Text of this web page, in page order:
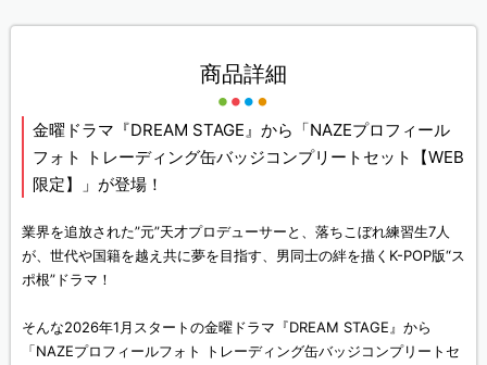
商品詳細
金曜ドラマ『DREAM STAGE』から「NAZEプロフィール
フォト トレーディング缶バッジコンプリートセット【WEB
限定】」が登場！
業界を追放された”元”天才プロデューサーと、落ちこぼれ練習生7人
が、世代や国籍を越え共に夢を目指す、男同士の絆を描くK-POP版“ス
ポ根”ドラマ！
そんな2026年1月スタートの金曜ドラマ『DREAM STAGE』から
「NAZEプロフィールフォト トレーディング缶バッジコンプリートセ